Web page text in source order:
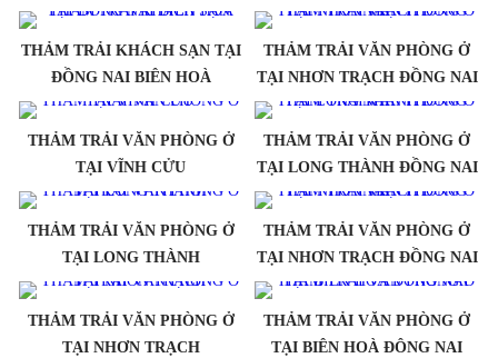
THẢM TRẢI KHÁCH SẠN TẠI
ĐỒNG NAI BIÊN HOÀ
THẢM TRẢI VĂN PHÒNG Ở
TẠI NHƠN TRẠCH ĐỒNG NAI
THẢM TRẢI VĂN PHÒNG Ở
TẠI VĨNH CỬU
THẢM TRẢI VĂN PHÒNG Ở
TẠI LONG THÀNH ĐỒNG NAI
THẢM TRẢI VĂN PHÒNG Ở
TẠI LONG THÀNH
THẢM TRẢI VĂN PHÒNG Ở
TẠI NHƠN TRẠCH ĐỒNG NAI
THẢM TRẢI VĂN PHÒNG Ở
TẠI NHƠN TRẠCH
THẢM TRẢI VĂN PHÒNG Ở
TẠI BIÊN HOÀ ĐÔNG NAI